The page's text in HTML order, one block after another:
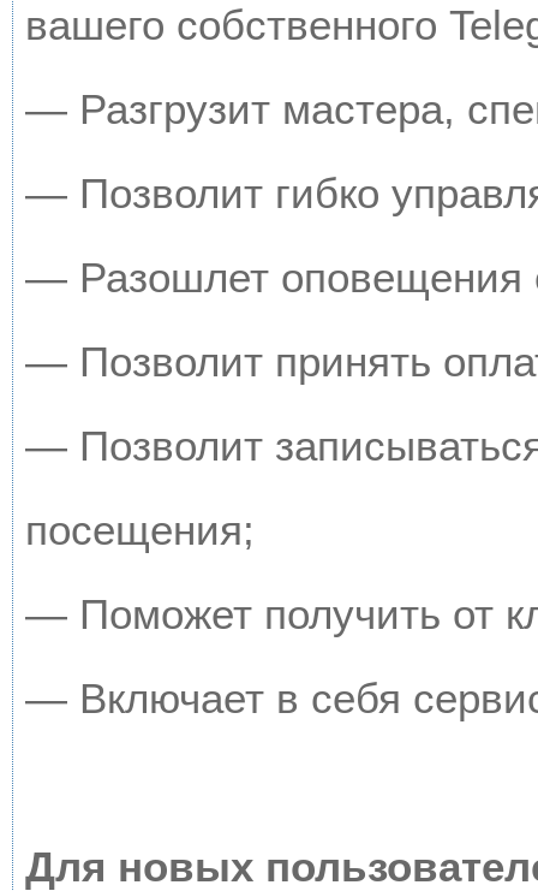
вашего собственного
— Разгрузит мастера,
— Позволит гибко
— Разошлет оповещения
— Позволит принять
— Позволит
посещения;
— Поможет получить от
— Включает в себя
Для новых